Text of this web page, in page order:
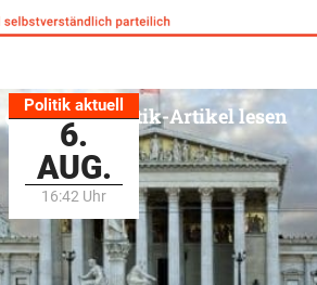
Politik aktuell
6.
AUG.
16:42 Uhr
Alle Politik-Artikel lesen